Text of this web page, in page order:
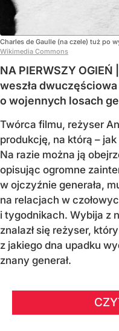
Charles de Gaulle (na czele) tuż po
Wikimedia Commons
NA PIERWSZY
weszła
o wojennych losach
Twórca filmu, reżyser
produkcję, na którą –
Na razie można ją
opisując ogromne
w ojczyźnie generała,
na relacjach w
i tygodnikach. Wybija z
znalazł się reżyser,
z jakiego dna upadku
znany generał.